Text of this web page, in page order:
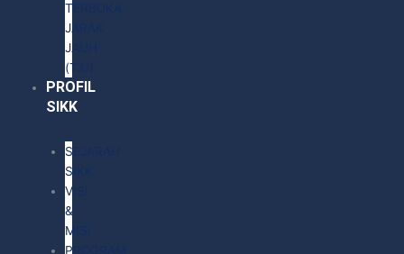
TERBUKA
JARAK
JAUH
(TJJ)
PROFIL
SIKK
SEJARAH
SIKK
VISI
&
MISI
PROGRAM